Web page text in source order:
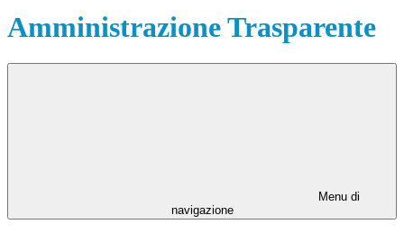
Amministrazione Trasparente
Menu di
navigazione